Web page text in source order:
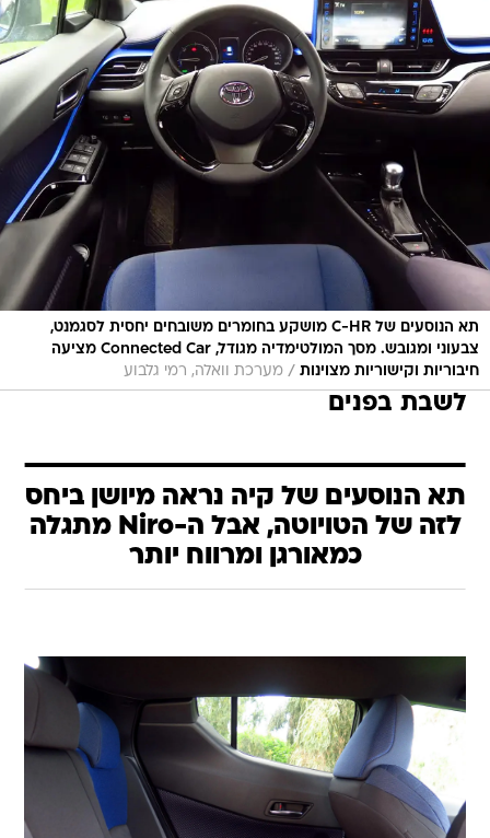
תא הנוסעים של C-HR מושקע בחומרים משובחים יחסית לסגמנט,
צבעוני ומגובש. מסך המולטימדיה מגודל, Connected Car מציעה
חיבוריות וקישוריות מצוינות / מערכת וואלה, רמי גלבוע
לשבת בפנים
תא הנוסעים של קיה נראה מיושן ביחס
לזה של הטויוטה, אבל ה-Niro מתגלה
כמאורגן ומרווח יותר